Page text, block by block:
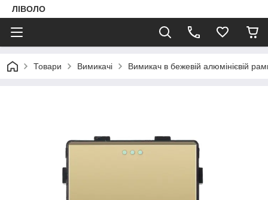
ЛІВОЛО
Товари Вимикачі Вимикач в бежевій алюмінієвій